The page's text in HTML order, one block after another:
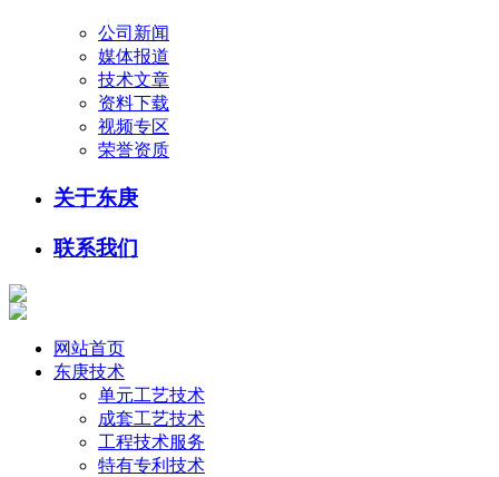
公司新闻
媒体报道
技术文章
资料下载
视频专区
荣誉资质
关于东庚
联系我们
网站首页
东庚技术
单元工艺技术
成套工艺技术
工程技术服务
特有专利技术